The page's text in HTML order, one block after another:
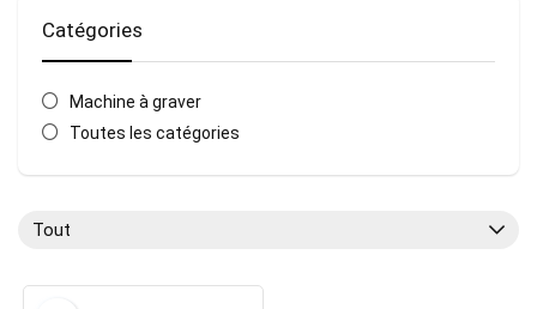
Catégories
Machine à graver
Toutes les catégories
Tout